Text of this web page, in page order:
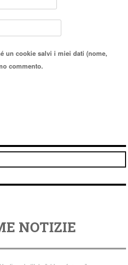
un cookie salvi i miei dati (nome,
commento.
NOTIZIE